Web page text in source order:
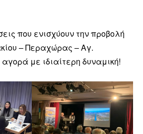
που ενισχύουν την προβολή
– Περαχώρας – Αγ.
με ιδιαίτερη δυναμική!